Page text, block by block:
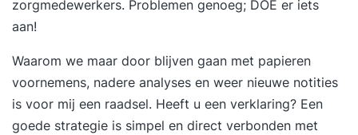
zorgmedewerkers. Problemen genoeg; DOE er iets
aan!
Waarom we maar door blijven gaan met papieren
voornemens, nadere analyses en weer nieuwe notities
is voor mij een raadsel. Heeft u een verklaring? Een
goede strategie is simpel en direct verbonden met